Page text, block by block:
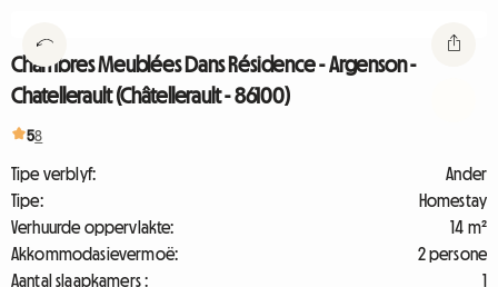
Chambres Meublées Dans Résidence - Argenson -
Chatellerault (Châtellerault - 86100)
58
Tipe verblyf:
Ander
Tipe:
Homestay
Verhuurde oppervlakte:
14 m²
Akkommodasievermoë:
2 persone
Aantal slaapkamers :
1